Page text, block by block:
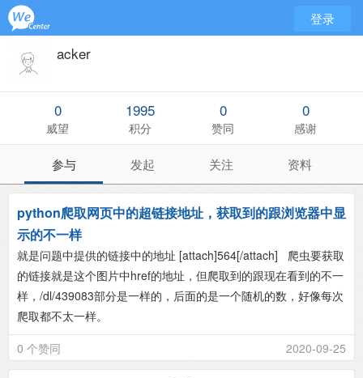
登录
acker
0
威望
1995
积分
0
赞同
0
感谢
参与 发起 关注 资料
python爬取网页中的超链接地址，获取到的跟浏览器中显
示的不一样
就是问题中提供的链接中的地址 [attach]564[/attach] 爬虫要获取
的链接就是这个图片中href的地址，但爬取到的跟现在看到的不一
样，/dl/439083部分是一样的，后面的是一个随机的数，好像每次
爬取都不太一样。
0 个赞同
2020-09-25